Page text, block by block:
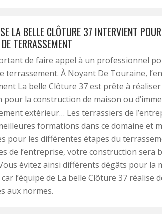
LA BELLE CLÔTURE 37 INTERVIENT
TERRASSEMENT
de faire appel à un professionnel
terrassement. À Noyant De Touraine,
La belle Clôture 37 est prête à
la construction de maison ou
extérieur… Les terrassiers de
formations dans ce domaine et
pour les différentes étapes du
de l’entreprise, votre construction sera
évitez ainsi différents dégâts pour la
l’équipe de La belle Clôture 37 réalise
aux normes.